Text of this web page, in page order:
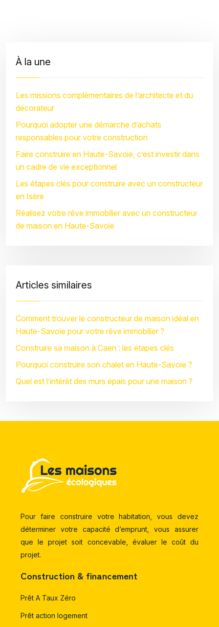
À la une
Les missions complémentaires de l’architecte et du
décorateur
Pourquoi adopter une démarche d’achats
responsables pour votre construction
Faire construire en Haute-Savoie, c’est investir dans
un cadre de vie exceptionnel
Les étapes clés pour construire avec un constructeur
en Isère
Réalisez votre rêve immobilier avec un constructeur
de maison en Haute-Savoie
Articles similaires
Comment trouver le constructeur de maison idéal en
Haute-Savoie pour votre rêve immobilier ?
Construire sa maison à Caen : les étapes clés
Pourquoi construire son chalet en Haute-Savoie ?
Quel est l’intérêt des murs épais pour une maison ?
Pour faire construire votre habitation, vous devez
déterminer votre capacité d’emprunt, vous assurer
que le projet soit concevable, évaluer le coût du
projet.
Construction & financement
Prêt A Taux Zéro
Prêt action logement